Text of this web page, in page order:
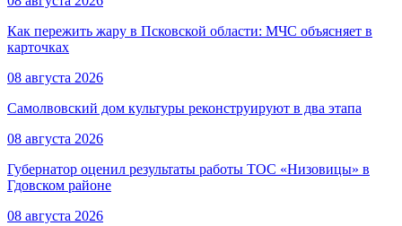
Как пережить жару в Псковской области: МЧС объясняет в
карточках
08 августа 2026
Самолвовский дом культуры реконструируют в два этапа
08 августа 2026
Губернатор оценил результаты работы ТОС «Низовицы» в
Гдовском районе
08 августа 2026